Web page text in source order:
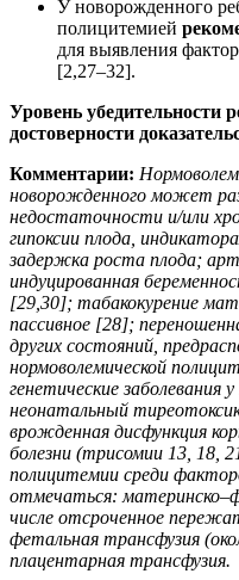
У новорожденного
полицитемией
для выявления
[2,27–32].
Уровень убедительности
достоверности
Комментарии:
новорожденного может
недостаточности и/или
гипоксии плода,
задержка роста плода;
индуцированная
[29,30]; табакокурение
пассивное [28];
других состояний,
нормоволемической
генетические
неонатальный
врожденная дисфункция
болезни (трисомии 13, 18,
полицитемии среди
отмечаться:
числе отсроченное
фетальная трансфузия
плацентарная трансфузия.